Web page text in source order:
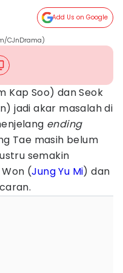
Add Us on Google
CJnDrama)
Kap Soo) dan Seok
jadi akar masalah di
ending
Tae masih belum
semakin
(Jung Yu Mi) dan